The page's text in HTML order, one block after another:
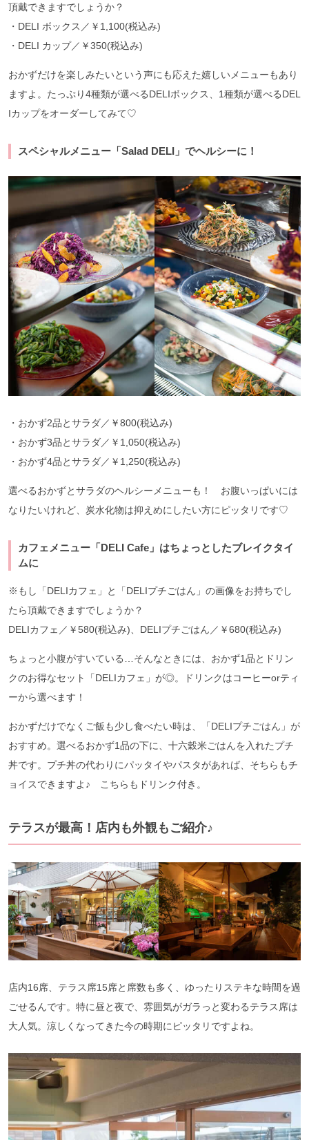
頂戴できますでしょうか？
・DELI ボックス／￥1,100(税込み)
・DELI カップ／￥350(税込み)
おかずだけを楽しみたいという声にも応えた嬉しいメニューもあり
ますよ。たっぷり4種類が選べるDELIボックス、1種類が選べるDEL
Iカップをオーダーしてみて♡
スペシャルメニュー「Salad DELI」でヘルシーに！
・おかず2品とサラダ／￥800(税込み)
・おかず3品とサラダ／￥1,050(税込み)
・おかず4品とサラダ／￥1,250(税込み)
選べるおかずとサラダのヘルシーメニューも！ お腹いっぱいには
なりたいけれど、炭水化物は抑えめにしたい方にピッタリです♡
カフェメニュー「DELI Cafe」はちょっとしたブレイクタイ
ムに
※もし「DELIカフェ」と「DELIプチごはん」の画像をお持ちでし
たら頂戴できますでしょうか？
DELIカフェ／￥580(税込み)、DELIプチごはん／￥680(税込み)
ちょっと小腹がすいている…そんなときには、おかず1品とドリン
クのお得なセット「DELIカフェ」が◎。ドリンクはコーヒーorティ
ーから選べます！
おかずだけでなくご飯も少し食べたい時は、「DELIプチごはん」が
おすすめ。選べるおかず1品の下に、十六穀米ごはんを入れたプチ
丼です。プチ丼の代わりにパッタイやパスタがあれば、そちらもチ
ョイスできますよ♪ こちらもドリンク付き。
テラスが最高！店内も外観もご紹介♪
店内16席、テラス席15席と席数も多く、ゆったりステキな時間を過
ごせるんです。特に昼と夜で、雰囲気がガラっと変わるテラス席は
大人気。涼しくなってきた今の時期にピッタリですよね。